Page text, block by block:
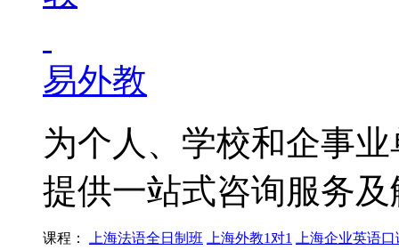
易外教
为个人、学校和企事
提供一站式咨询服务
课程： 上海法语全日制班 上海外教1对1 上海企业英语